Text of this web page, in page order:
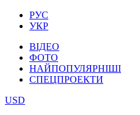
РУС
УКР
ВІДЕО
ФОТО
НАЙПОПУЛЯРНІШІ
СПЕЦПРОЕКТИ
USD